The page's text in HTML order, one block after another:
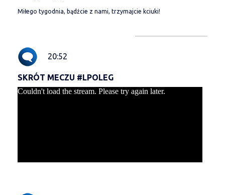
Miłego tygodnia, bądźcie z nami, trzymajcie kciuki!
20:52
SKRÓT MECZU #LPOLEG